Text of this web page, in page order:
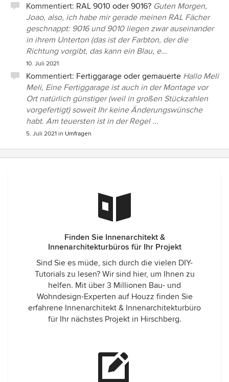
Kommentiert: RAL 9010 oder 9016? Guten Morgen,
Joao, also, ich habe mir gerade meinen RAL Fächer
geschnappt: 9016 und 9010 liegen zwar auseinander
in ihrem Unterton (das ist der Farbton, der die
Richtung vorgibt, das kann ein Blau, e...
10. Juli 2021
Kommentiert: Fertiggarage oder gemauerte Hallo Meli
Meli, Eine Fertiggarage ist auch in der Montage vor
Ort natürlich günstiger (weil in großen Stückzahlen
vorgefertigt) soweit Ihr keine Änderungswünsche
habt. Am teuersten ist in der Regel ...
5. Juli 2021 in Umfragen
Finden Sie Innenarchitekt &
Innenarchitekturbüros für Ihr Projekt
Sind Sie es müde, sich durch die vielen DIY-
Tutorials zu lesen? Wir sind hier, um Ihnen zu
helfen. Mit über 3 Millionen Bau- und
Wohndesign-Experten auf Houzz finden Sie
erfahrene Innenarchitekt & Innenarchitekturbüro
für Ihr nächstes Projekt in Hirschberg.